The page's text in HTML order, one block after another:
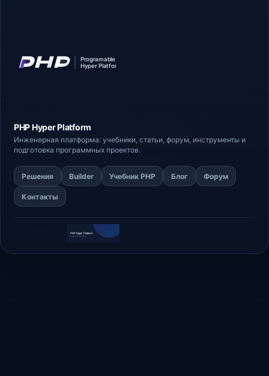
PHP HyperPlatform
Инженерная платформа: учебники, статьи, форум, инструменты и
подготовка программных проектов.
Решения Builder Учебник PHP Блог Форум
Контакты